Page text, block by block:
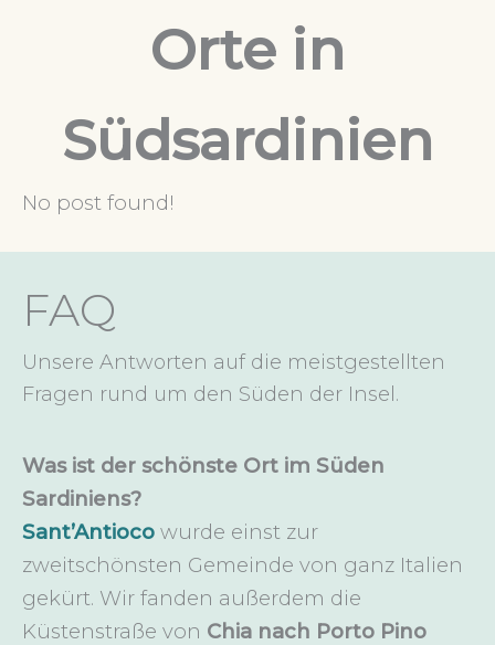
Orte in
Südsardinien
No post found!
FAQ
Unsere Antworten auf die meistgestellten
Fragen rund um den Süden der Insel.
Was ist der schönste Ort im Süden
Sardiniens?
Sant’Antioco wurde einst zur
zweitschönsten Gemeinde von ganz Italien
gekürt. Wir fanden außerdem die
Küstenstraße von Chia nach Porto Pino